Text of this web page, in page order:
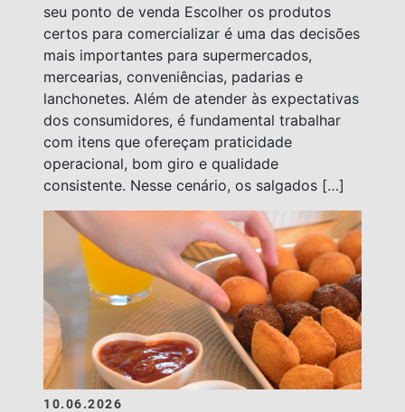
seu ponto de venda Escolher os produtos
certos para comercializar é uma das decisões
mais importantes para supermercados,
mercearias, conveniências, padarias e
lanchonetes. Além de atender às expectativas
dos consumidores, é fundamental trabalhar
com itens que ofereçam praticidade
operacional, bom giro e qualidade
consistente. Nesse cenário, os salgados […]
10.06.2026